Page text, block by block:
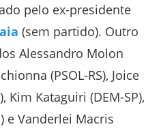
pelo ex-presidente
(sem partido). Outro
Alessandro Molon
(PSOL-RS), Joice
Kim Kataguiri (DEM-SP),
e Vanderlei Macris